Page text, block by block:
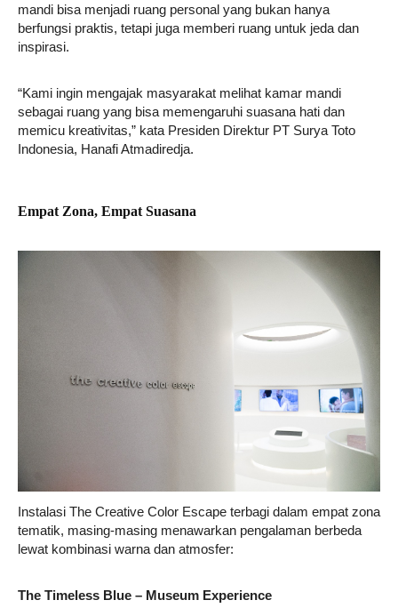
mandi bisa menjadi ruang personal yang bukan hanya
berfungsi praktis, tetapi juga memberi ruang untuk jeda dan
inspirasi.
“Kami ingin mengajak masyarakat melihat kamar mandi
sebagai ruang yang bisa memengaruhi suasana hati dan
memicu kreativitas,” kata Presiden Direktur PT Surya Toto
Indonesia, Hanafi Atmadiredja.
Empat Zona, Empat Suasana
Instalasi The Creative Color Escape terbagi dalam empat zona
tematik, masing-masing menawarkan pengalaman berbeda
lewat kombinasi warna dan atmosfer:
The Timeless Blue – Museum Experience